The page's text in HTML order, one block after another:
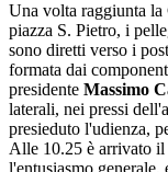
Una volta raggiunta la
piazza S. Pietro, i
sono diretti verso i
formata dai
presidente Massimo
laterali, nei pressi
presieduto l'udienza,
Alle 10.25 è arrivato il
l'entusiasmo